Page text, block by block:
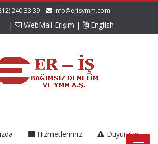
240 33 39 info@erisymm.com
| WebMail Erişim | English
Hizmetlerimiz Duyurular